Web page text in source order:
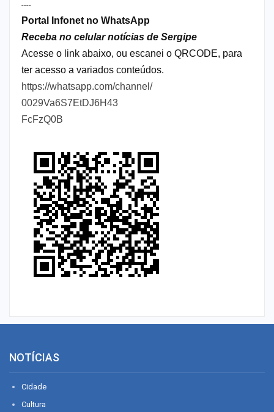
----
Portal Infonet no WhatsApp
Receba no celular notícias de Sergipe
Acesse o link abaixo, ou escanei o QRCODE, para
ter acesso a variados conteúdos.
https://whatsapp.com/channel/
0029Va6S7EtDJ6H43
FcFzQ0B
NOTÍCIAS
Cidade
Cultura